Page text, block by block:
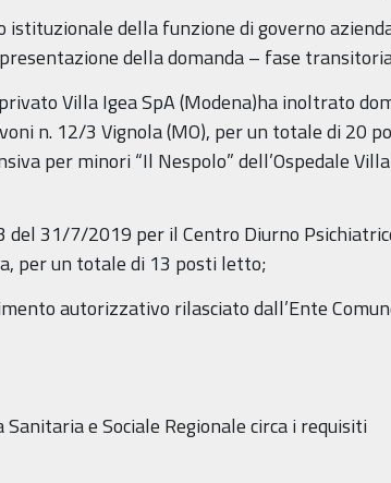
della funzione di governo
della domanda – fase
Villa Igea SpA (Modena)ha inoltrato
n. 12/3 Vignola (MO), per un totale di 20
per minori “Il Nespolo” dell’Ospedale
del 31/7/2019 per il Centro Diurno
per un totale di 13 posti letto;
autorizzativo rilasciato dall’Ente
e Sociale Regionale circa i requisiti